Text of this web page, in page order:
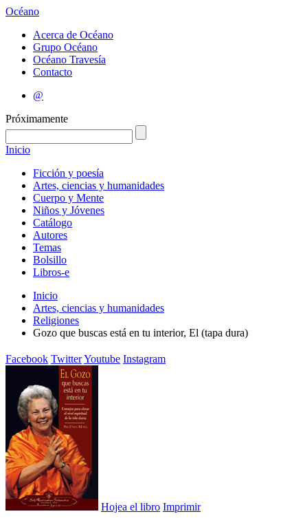
Océano
Acerca de Océano
Grupo Océano
Océano Travesía
Contacto
@
Próximamente
Inicio
Ficción y poesía
Artes, ciencias y humanidades
Cuerpo y Mente
Niños y Jóvenes
Catálogo
Autores
Temas
Bolsillo
Libros-e
Inicio
Artes, ciencias y humanidades
Religiones
Gozo que buscas está en tu interior, El (tapa dura)
Facebook TwitterYoutube Instagram
Hojea el libro Imprimir